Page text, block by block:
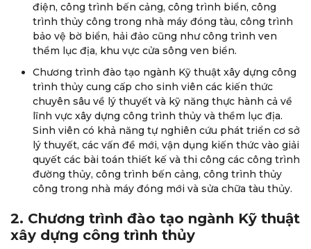
điện, công trình bến cảng, công trình biển, công
trình thủy công trong nhà máy đóng tàu, công trình
bảo vệ bờ biển, hải đảo cũng như công trình ven
thềm lục địa, khu vực cửa sông ven biển.
Chương trình đào tạo ngành Kỹ thuật xây dựng công
trình thủy cung cấp cho sinh viên các kiến thức
chuyên sâu về lý thuyết và kỹ năng thực hành cả về
lĩnh vực xây dựng công trình thủy và thềm lục địa.
Sinh viên có khả năng tự nghiên cứu phát triển cơ sở
lý thuyết, các vấn đề mới, vận dụng kiến thức vào giải
quyết các bài toán thiết kế và thi công các công trình
đường thủy, công trình bến cảng, công trình thủy
công trong nhà máy đóng mới và sửa chữa tàu thủy.
2. Chương trình đào tạo ngành Kỹ thuật
xây dựng công trình thủy